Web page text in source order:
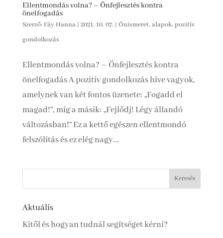
Ellentmondás volna? – Önfejlesztés kontra
önelfogadás
Szerző: Fáy Hanna| 2021. 10. 07. | Önismeret, alapok, pozitív
gondolkozás
Ellentmondás volna? – Önfejlesztés kontra
önelfogadás A pozitív gondolkozás híve vagyok,
amelynek van két fontos üzenete: „Fogadd el
magad!”, míg a másik: „Fejlődj! Légy állandó
változásban!” Ez a kettő egészen ellentmondó
felszólítás és ez elég nagy...
Aktuális
Kitől és hogyan tudnál segítséget kérni?